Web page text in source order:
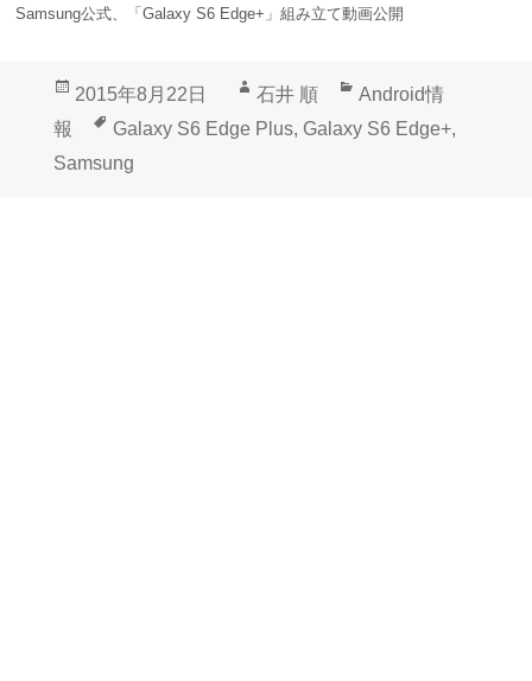
Samsung公式、「Galaxy S6 Edge+」組み立て動画公開
投
日:
2015年8月22日
作
成
石井 順
カ
テ
Android情
報
タ
グ
Galaxy S6 Edge Plus, Galaxy S6 Edge+,
Samsung